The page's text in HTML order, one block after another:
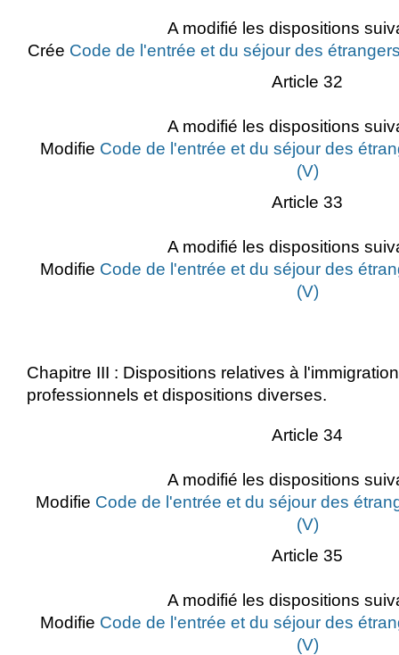
A modifié les dispositions
Crée Code de l'entrée et du séjour des
Article 32
A modifié les dispositions
Modifie Code de l'entrée et du séjour des
(V)
Article 33
A modifié les dispositions
Modifie Code de l'entrée et du séjour des
(V)
Chapitre III : Dispositions relatives à
professionnels et dispositions diverses.
Article 34
A modifié les dispositions
Modifie Code de l'entrée et du séjour des
(V)
Article 35
A modifié les dispositions
Modifie Code de l'entrée et du séjour des
(V)